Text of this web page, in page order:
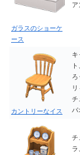
ガラスのショーケ
ース
ア
カントリーなイス
キ
ろ
チ
パ
チ
ラ